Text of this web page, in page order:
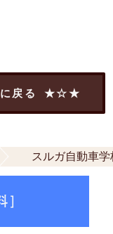
スルガ自動車学
に戻る